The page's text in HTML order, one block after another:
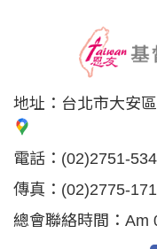
地址： 台北市大安
電話： (02)2751-
傳真： (02)2775-
總會聯絡時間：Am